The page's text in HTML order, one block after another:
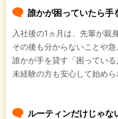
誰かが困っていたら手
入社後の1ヵ月は、先輩が親
その後も分からないことや急
誰かが手を貸す「困っている
未経験の方も安心して始めら
ルーティンだけじゃな